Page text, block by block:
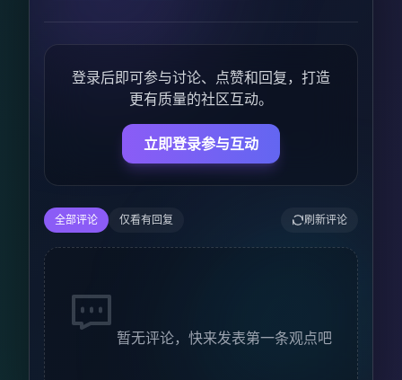
登录后即可参与讨论、点赞和回复，打造
更有质量的社区互动。
立即登录参与互动
全部评论 仅看有回复 刷新评论
暂无评论，快来发表第一条观点吧